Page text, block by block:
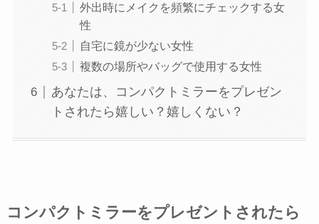
外出時にメイクを頻繁にチェックする女
性
自宅に鏡が少ない女性
複数の場所やバッグで使用する女性
あなたは、コンパクトミラーをプレゼン
トされたら嬉しい？嬉しくない？
コンパクトミラーをプレゼントされたら